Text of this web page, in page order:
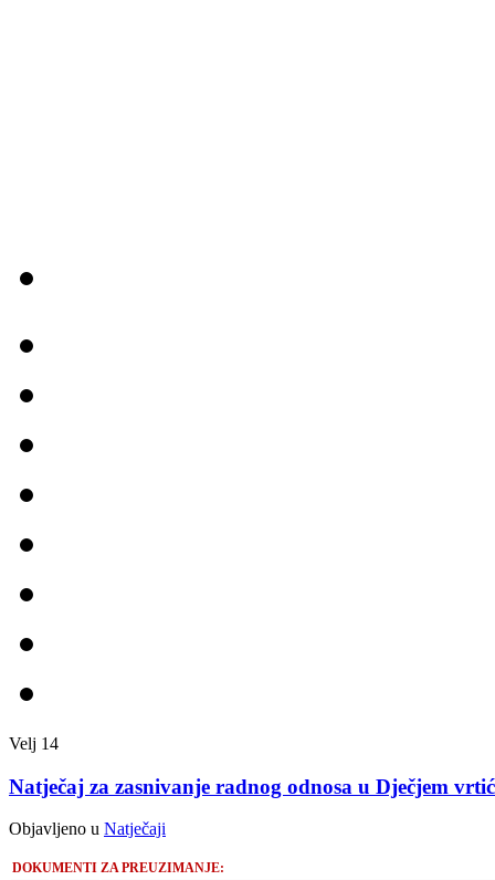
Velj 14
Natječaj za zasnivanje radnog odnosa u Dječjem
Objavljeno u Natječaji
DOKUMENTI ZA PREUZIMANJE: